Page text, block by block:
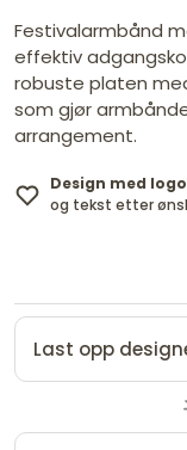
Festivalarmbånd
effektiv
robuste platen
som gjør
arrangement.
Design med logo
og tekst etter
Last opp